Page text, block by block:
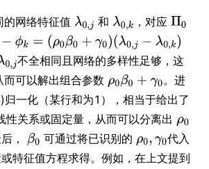
的网络特征值 和
，对应
不全相同且网络的多样性足够，这
可以解出组合参数
。进
一化（某行和为1），相当于给出了
性关系或固定量，从而可以分离出
， 可通过将已识别的
代入
特征值方程求得。例如，在上文提到